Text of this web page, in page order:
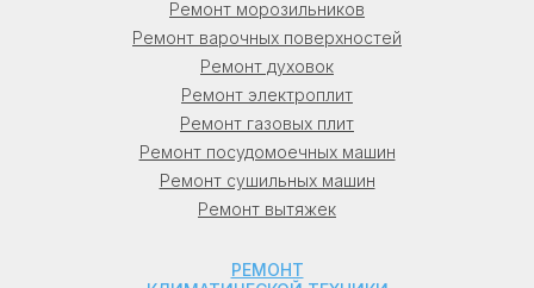
(Kuppersbusch), Купперсберг
(Kuppersberg), Нарди (Nardi), Вейсгауф
(Weissgauff), Смаил (Smile), Грета
(Greta), Центек (Centek) и многих
других, всех моделей и любого года
выпуска.
По сравнению с мастерами-частниками
(kaspi), найми (naimi), авито (avito),
Ремонт морозильников
Ремонт варочных поверхностей
Ремонт духовок
Ремонт электроплит
Ремонт газовых плит
Ремонт посудомоечных машин
Ремонт сушильных машин
Ремонт вытяжек
РЕМОНТ